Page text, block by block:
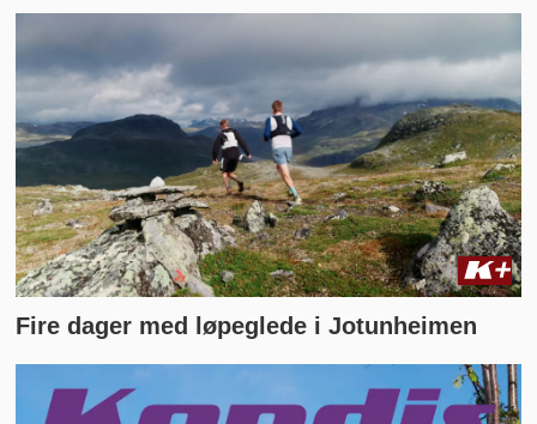
Fire dager med løpeglede i Jotunheimen